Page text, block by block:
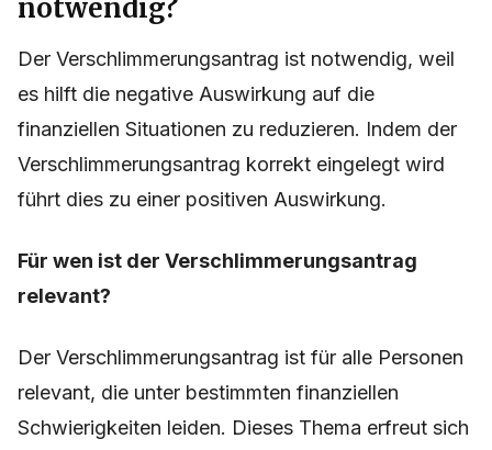
notwendig?
Der Verschlimmerungsantrag ist notwendig, weil
es hilft die negative Auswirkung auf die
finanziellen Situationen zu reduzieren. Indem der
Verschlimmerungsantrag korrekt eingelegt wird
führt dies zu einer positiven Auswirkung.
Für wen ist der Verschlimmerungsantrag
relevant?
Der Verschlimmerungsantrag ist für alle Personen
relevant, die unter bestimmten finanziellen
Schwierigkeiten leiden. Dieses Thema erfreut sich